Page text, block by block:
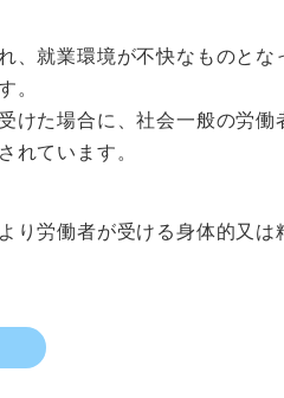
、就業環境が不快なものと
。
た場合に、社会一般の労
れています。
労働者が受ける身体的又